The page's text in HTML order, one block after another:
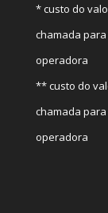
* custo do
chamada
operadora
** custo do
chamada
operadora